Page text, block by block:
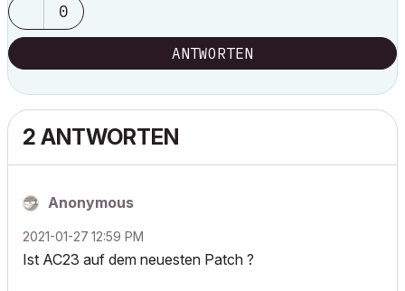
0
ANTWORTEN
2 ANTWORTEN
Anonymous
‎2021-01-27 12:59 PM
Ist AC23 auf dem neuesten Patch ?